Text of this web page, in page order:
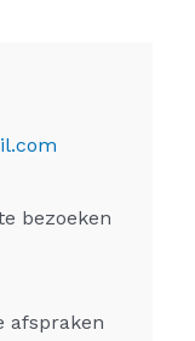
bezoeken
afspraken